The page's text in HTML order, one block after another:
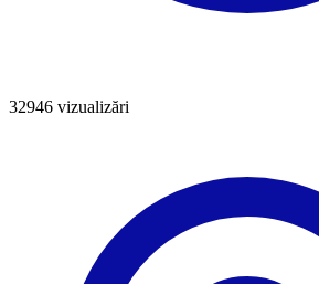
32946 vizualizări